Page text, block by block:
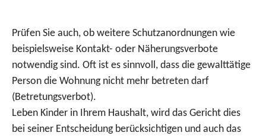
Prüfen Sie auch, ob weitere Schutzanordnungen wie
beispielsweise Kontakt- oder Näherungsverbote
notwendig sind. Oft ist es sinnvoll, dass die gewalttätige
Person die Wohnung nicht mehr betreten darf
(Betretungsverbot).
Leben Kinder in Ihrem Haushalt, wird das Gericht dies
bei seiner Entscheidung berücksichtigen und auch das